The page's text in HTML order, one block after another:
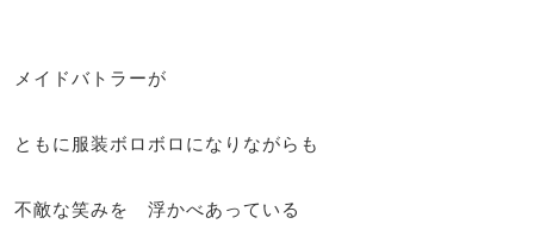
メイドバトラーが
ともに服装ボロボロになりながらも
不敵な笑みを 浮かべあっている